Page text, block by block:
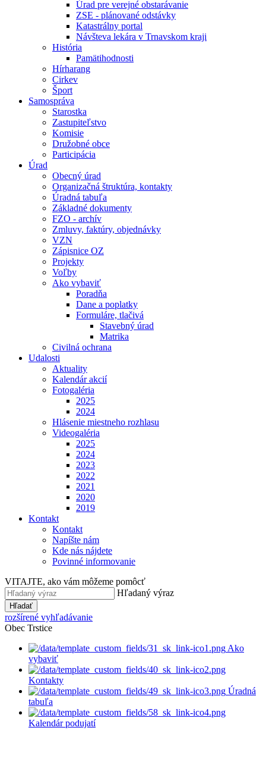
Úrad pre verejné obstarávanie
ZSE - plánované odstávky
Katastrálny portal
Návšteva lekára v Trnavskom kraji
História
Pamätihodnosti
Hírharang
Cirkev
Šport
Samospráva
Starostka
Zastupiteľstvo
Komisie
Družobné obce
Participácia
Úrad
Obecný úrad
Organizačná štruktúra, kontakty
Úradná tabuľa
Základné dokumenty
FZO - archív
Zmluvy, faktúry, objednávky
VZN
Zápisnice OZ
Projekty
Voľby
Ako vybaviť
Poradňa
Dane a poplatky
Formuláre, tlačivá
Stavebný úrad
Matrika
Civilná ochrana
Udalosti
Aktuality
Kalendár akcií
Fotogaléria
2025
2024
Hlásenie miestneho rozhlasu
Videogaléria
2025
2024
2023
2022
2021
2020
2019
Kontakt
Kontakt
Napíšte nám
Kde nás nájdete
Povinné informovanie
VITAJTE, ako vám môžeme pomôcť
Hľadaný výraz
Hľadať
rozšírené vyhľadávanie
Obec Trstice
Ako
vybaviť
Kontakty
Úradná
tabuľa
Kalendár podujatí